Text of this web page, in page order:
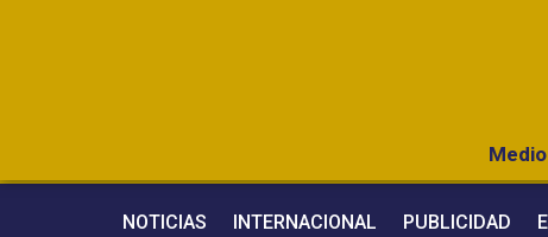
NOTICIAS INTERNACIONAL PUBLICIDAD